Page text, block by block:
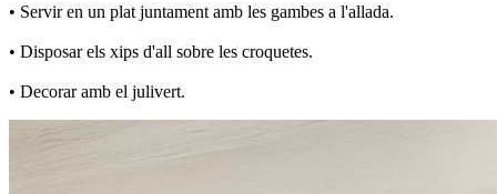
• Servir en un plat juntament amb les gambes a l'allada.
• Disposar els xips d'all sobre les croquetes.
• Decorar amb el julivert.